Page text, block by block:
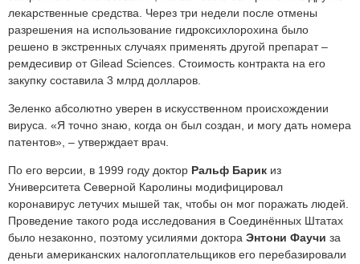
лекарственные средства. Через три недели после отмены
разрешения на использование гидроксихлорохина было
решено в экстренных случаях применять другой препарат –
ремдесивир от Gilead Sciences. Стоимость контракта на его
закупку составила 3 млрд долларов.
Зеленко абсолютно уверен в искусственном происхождении
вируса. «Я точно знаю, когда он был создан, и могу дать номера
патентов», – утверждает врач.
По его версии, в 1999 году доктор Ральф Барик из
Университета Северной Каролины модифицировал
коронавирус летучих мышей так, чтобы он мог поражать людей.
Проведение такого рода исследования в Соединённых Штатах
было незаконно, поэтому усилиями доктора Энтони Фаучи за
деньги американских налогоплательщиков его перебазировали